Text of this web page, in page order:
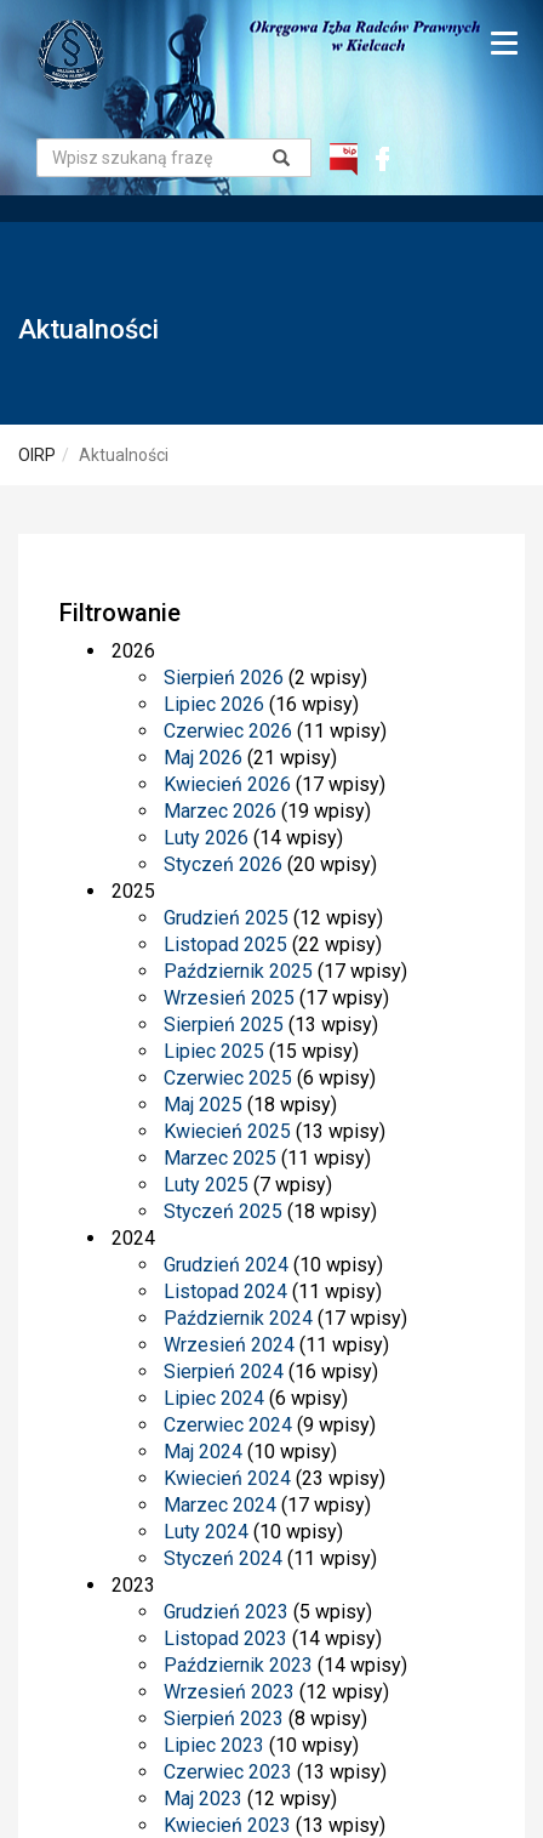
Aktualności
OIRP Aktualności
Filtrowanie
2026
Sierpień 2026 (2 wpisy)
Lipiec 2026 (16 wpisy)
Czerwiec 2026 (11 wpisy)
Maj 2026 (21 wpisy)
Kwiecień 2026 (17 wpisy)
Marzec 2026 (19 wpisy)
Luty 2026 (14 wpisy)
Styczeń 2026 (20 wpisy)
2025
Grudzień 2025 (12 wpisy)
Listopad 2025 (22 wpisy)
Październik 2025 (17 wpisy)
Wrzesień 2025 (17 wpisy)
Sierpień 2025 (13 wpisy)
Lipiec 2025 (15 wpisy)
Czerwiec 2025 (6 wpisy)
Maj 2025 (18 wpisy)
Kwiecień 2025 (13 wpisy)
Marzec 2025 (11 wpisy)
Luty 2025 (7 wpisy)
Styczeń 2025 (18 wpisy)
2024
Grudzień 2024 (10 wpisy)
Listopad 2024 (11 wpisy)
Październik 2024 (17 wpisy)
Wrzesień 2024 (11 wpisy)
Sierpień 2024 (16 wpisy)
Lipiec 2024 (6 wpisy)
Czerwiec 2024 (9 wpisy)
Maj 2024 (10 wpisy)
Kwiecień 2024 (23 wpisy)
Marzec 2024 (17 wpisy)
Luty 2024 (10 wpisy)
Styczeń 2024 (11 wpisy)
2023
Grudzień 2023 (5 wpisy)
Listopad 2023 (14 wpisy)
Październik 2023 (14 wpisy)
Wrzesień 2023 (12 wpisy)
Sierpień 2023 (8 wpisy)
Lipiec 2023 (10 wpisy)
Czerwiec 2023 (13 wpisy)
Maj 2023 (12 wpisy)
Kwiecień 2023 (13 wpisy)